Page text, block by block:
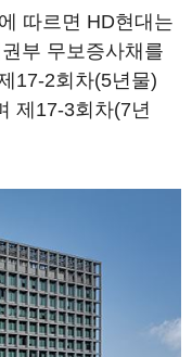
따르면 HD현대는
부 무보증사채를
17-2회차(5년물)
제17-3회차(7년